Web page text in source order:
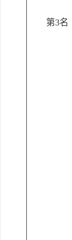
第3名